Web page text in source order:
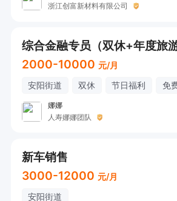
浙江创富新材料有限公司
综合金融专员（双休+年度旅游
2000-10000 元/月
安阳街道 双休 节日福利 免
娜娜
人寿娜娜团队
新车销售
3000-12000 元/月
安阳街道